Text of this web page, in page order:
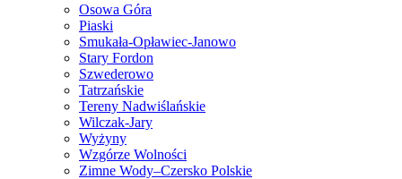
Osowa Góra
Piaski
Smukała-Opławiec-Janowo
Stary Fordon
Szwederowo
Tatrzańskie
Tereny Nadwiślańskie
Wilczak-Jary
Wyżyny
Wzgórze Wolności
Zimne Wody–Czersko Polskie